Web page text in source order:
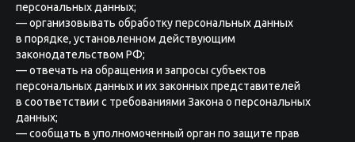
персональных данных;
— организовывать обработку персональных данных
в порядке, установленном действующим
законодательством РФ;
— отвечать на обращения и запросы субъектов
персональных данных и их законных представителей
в соответствии с требованиями Закона о персональных
данных;
— сообщать в уполномоченный орган по защите прав